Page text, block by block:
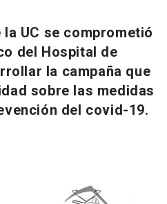
keyboard_arrow_down
launch
UC se comprometió
del Hospital de
la campaña que
sobre las medidas
del covid-19.